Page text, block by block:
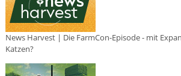
News Harvest | Die FarmCon-Episode - mit
Katzen?